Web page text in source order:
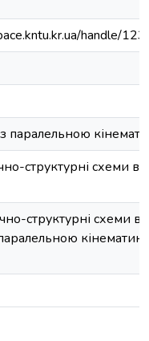
handle/
паралельною
структурні схеми
структурні схеми